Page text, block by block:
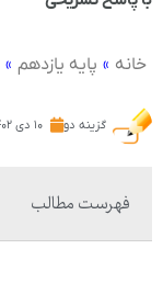
خانه » پایه یازدهم »
گزینه دو ۱۰ دی ۱۴۰۲
فهرست مطالب